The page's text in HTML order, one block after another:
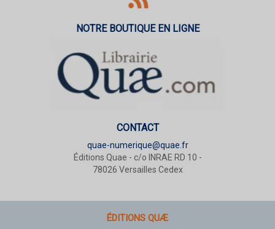
NOTRE BOUTIQUE EN LIGNE
CONTACT
quae-numerique@quae.fr
Éditions Quae - c/o INRAE RD 10 -
78026 Versailles Cedex
ÉDITIONS QUÆ